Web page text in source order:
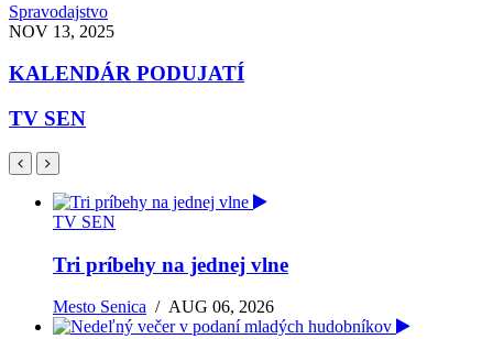
Spravodajstvo
NOV 13, 2025
KALENDÁR PODUJATÍ
TV SEN
TV SEN
Tri príbehy na jednej vlne
Mesto Senica /AUG 06, 2026